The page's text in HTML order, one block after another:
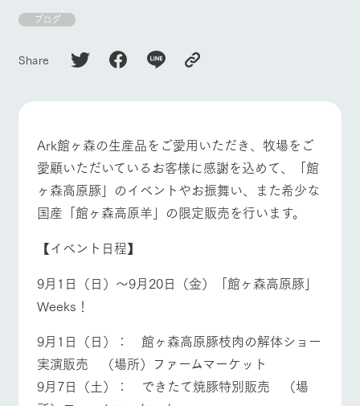
営業時
交通アク
セス
よくいた
だく質問
団体のお
客様へ
ペットを
お連れの
お問い合
わせ・資
料請求
りを存分に味わ
う
なかで動物とふ
れあう
牧場の生産品を
知り尽くした料
理人が腕を振
い、ビュッフェ
スタイルで提供
物
丹精込めて育て
た生産品をはじ
め、牧場産の逸
品を取り揃えた
牧場マップのダ
ウンロード
お知らせ
ブログ
English (Google Translate)
ネットショップ
個人情報取扱いについて
牧場マップを見る
営業時間・料金
よくあるご質問
団体のお客様へ
ペットをお連れの
お客様へ お問い合わせ
ブログ
Share
Ark館ヶ森の生産品をご愛用いただき、牧場をご
愛顧いただいているお客様に感謝を込めて、「館
ヶ森高原豚」のイベントやお振舞い、また希少な
国産「館ヶ森高原羊」の限定販売を行います。
【イベント日程】
9月1日（日）～9月20日（金）「館ヶ森高原豚」
Weeks！
9月1日（日）： 館ヶ森高原豚枝肉の解体ショー
実演販売 （場所）ファームマーケット
9月7日（土）： できたて焼豚特別販売 （場